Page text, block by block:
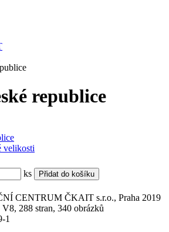
republice
velikosti
ks
CENTRUM ČKAIT s.r.o., Praha 2019
288 stran, 340 obrázků
1